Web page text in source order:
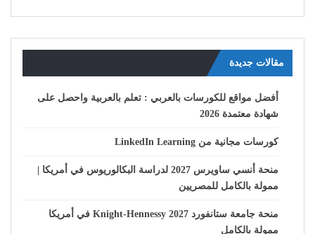
مقالات جديدة
أفضل مواقع للكورسات بالعربي : تعلم بالعربية واحصل على
شهادة معتمدة 2026
كورسات مجانية من LinkedIn Learning
منحة أنسي ساويرس 2027 لدراسة البكالوريوس في أمريكا |
ممولة بالكامل للمصريين
منحة جامعة ستانفورد Knight-Hennessy 2027 في أمريكا
ممولة بالكامل